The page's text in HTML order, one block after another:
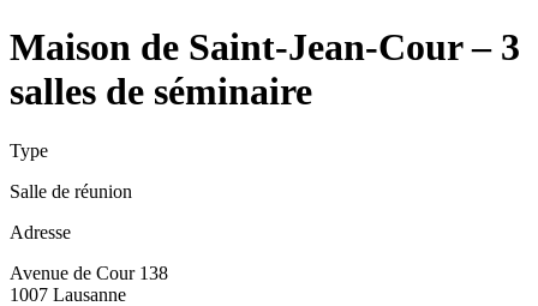
Maison de Saint-Jean-Cour – 3
salles de séminaire
Type
Salle de réunion
Adresse
Avenue de Cour 138
1007 Lausanne